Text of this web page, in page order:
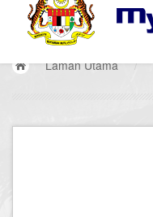
Laman Utama /